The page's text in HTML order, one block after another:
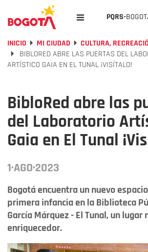
PQRS-
INICIO MI CIUDAD
CULTURA,
BIBLORED ABRE LAS PUERTAS DEL
ARTÍSTICO GAIA EN EL TUNAL ¡VISÍTALO!
BibloRed abre las
del Laboratorio
Gaia en El Tunal
1·AGO·2023
Bogotá encuentra un nuevo
primera infancia en la Biblioteca
García Márquez - El Tunal, un lugar
enriquecedor.